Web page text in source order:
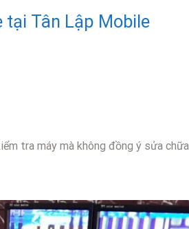
tại Tân Lập Mobile
tra máy mà không đồng ý sửa chữa.